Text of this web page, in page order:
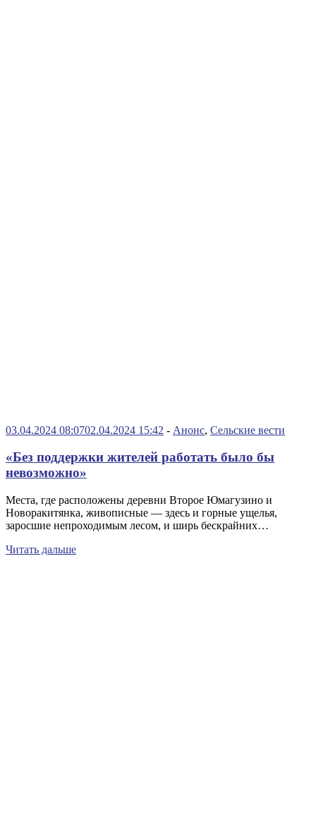
03.04.2024 08:0702.04.2024 15:42 - Анонс, Сельские вести
«Без поддержки жителей работать было бы
невозможно»
Места, где расположены деревни Второе Юмагузино и
Новоракитянка, живописные — здесь и горные ущелья,
заросшие непроходимым лесом, и ширь бескрайних…
Читать дальше